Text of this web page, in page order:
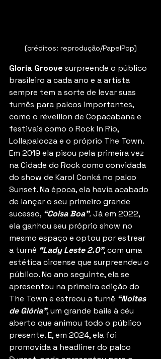
(créditos: reprodução/PapelPop)
Gloria Groove surpreende o público
brasileiro a cada ano e a artista
sempre tem a sorte de levar suas
turnês para palcos importantes,
como o réveillon de Copacabana e
festivais como o Rock In Rio,
Lollapalooza e o próprio The Town.
Em 2019 ela pisou pela primeira vez
na Cidade do Rock como convidada
do show de Karol Conká no palco
Sunset. Na época, ela havia acabado
de lançar o seu primeiro grande
sucesso, “Coisa Boa”. Já em 2022,
ela ganhou seu próprio show no
mesmo espaço e optou por estrear
a turnê “Lady Leste 2.0”, com uma
estética circense que surpreendeu o
público. No ano seguinte, ela se
apresentou na primeira edição do
The Town e estreou a turnê “Noites
de Glória”, um grande baile à céu
aberto que animou todo o público
presente. E, em 2024, ela foi
promovida a headliner do palco